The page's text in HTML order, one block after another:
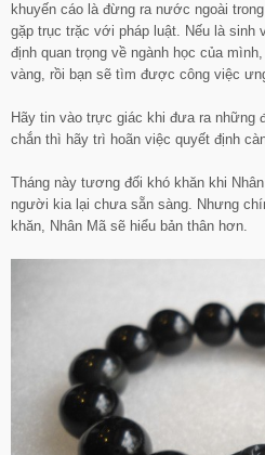
khuyến cáo là đừng ra nước ngoài
gặp trục trặc với pháp luật. Nếu là sinh
định quan trọng về ngành học của
vàng, rồi bạn sẽ tìm được công việc
Hãy tin vào trực giác khi đưa ra những
chắn thì hãy trì hoãn việc quyết định
Tháng này tương đối khó khăn khi
người kia lại chưa sẵn sàng. Nhưng
khăn, Nhân Mã sẽ hiểu bản thân hơn.